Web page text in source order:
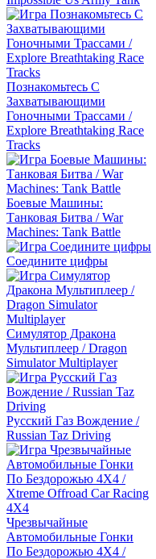
Познакомьтесь С
Захватывающими
Гоночными Трассами /
Explore Breathtaking Race
Tracks
Боевые Машины:
Танковая Битва / War
Machines: Tank Battle
Соедините цифры
Симулятор Дракона
Мультиплеер / Dragon
Simulator Multiplayer
Русский Газ Вождение /
Russian Taz Driving
Чрезвычайные
Автомобильные Гонки
По Бездорожью 4Х4 /